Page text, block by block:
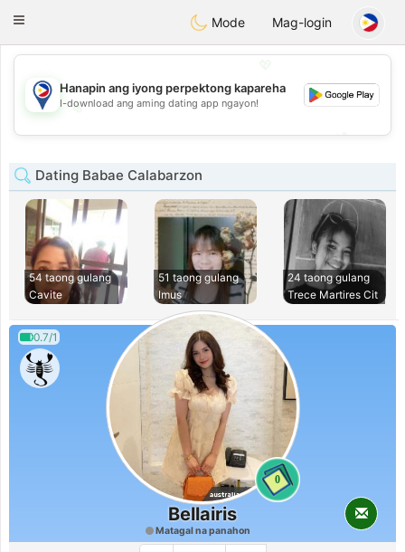
PhilippinesChat
Toggle
Mode Mag-login
💖
💕
Hanapin ang iyong perpektong kapareha
I-download ang aming dating app ngayon!
Dating Babae Calabarzon
54 taong gulang
Cavite
51 taong gulang
Imus
24 taong gulang
Trece Martires Cit
0.7/1
0
Bellairis
Matagal na panahon